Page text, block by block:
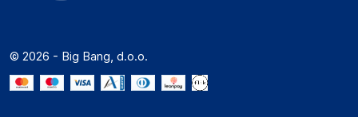
Marketplace za partnerje
Novosti
© 2026 - Big Bang, d.o.o.